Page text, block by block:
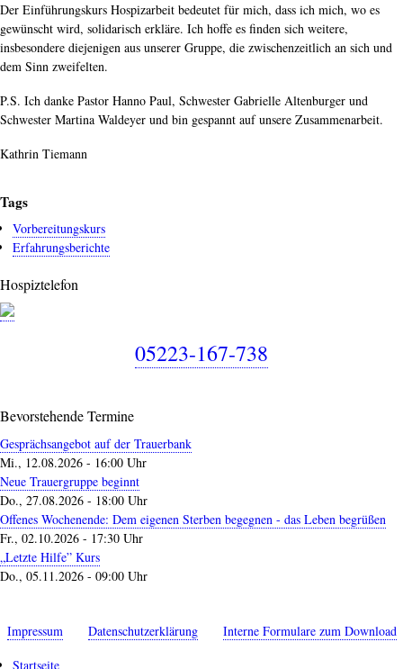
Der Einführungskurs Hospizarbeit bedeutet für mich, dass ich mich, wo es
gewünscht wird, solidarisch erkläre. Ich hoffe es finden sich weitere,
insbesondere diejenigen aus unserer Gruppe, die zwischenzeitlich an sich und
dem Sinn zweifelten.
P.S. Ich danke Pastor Hanno Paul, Schwester Gabrielle Altenburger und
Schwester Martina Waldeyer und bin gespannt auf unsere Zusammenarbeit.
Kathrin Tiemann
Tags
Vorbereitungskurs
Erfahrungsberichte
Hospiztelefon
05223-167-738
Bevorstehende Termine
Gesprächsangebot auf der Trauerbank
Mi., 12.08.2026 - 16:00 Uhr
Neue Trauergruppe beginnt
Do., 27.08.2026 - 18:00 Uhr
Offenes Wochenende: Dem eigenen Sterben begegnen - das Leben begrüßen
Fr., 02.10.2026 - 17:30 Uhr
„Letzte Hilfe” Kurs
Do., 05.11.2026 - 09:00 Uhr
Impressum Datenschutzerklärung
Interne Formulare zum Download
Startseite